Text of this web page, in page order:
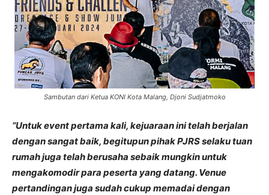
Sambutan dari Ketua KONI Kota Malang, Djoni Sudjatmoko
“Untuk event pertama kali, kejuaraan ini telah berjalan
dengan sangat baik, begitupun pihak PJRS selaku tuan
rumah juga telah berusaha sebaik mungkin untuk
mengakomodir para peserta yang datang. Venue
pertandingan juga sudah cukup memadai dengan